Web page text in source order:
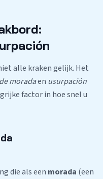
alle kraken gelijk. Het
moradaen usurpación
factor in hoe snel u
die als een morada (een